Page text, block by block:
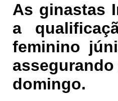
As ginastas
a
feminino
domingo.